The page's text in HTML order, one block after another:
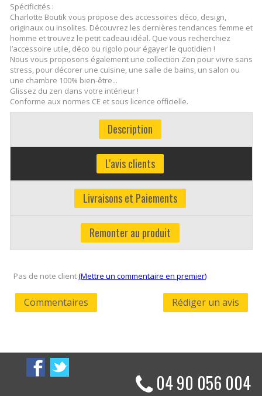
Spécificités :
Charlotte Boutik vous propose des accessoires déco, design,
originaux ou insolites. Découvrez les dernières tendances femme et
homme et trouvez le petit cadeau idéal. Que vous recherchiez
l’accessoire utile, déco ou rigolo pour égayer le quotidien !
Nous vous proposons également une collection Zen pour vivre sans
stress, pour décorer une cuisine, une salle de bains, un salon ou
une chambre 100% bien-être...
Glissez du zen dans votre intérieur !
Conforme aux normes CE et sous licence officielle.
Description
L'avis clients
Livraisons et Paiements
Remonter au produit
Pas de note client(Mettre un commentaire en premier)
Commentaires Rédiger un avis
04 90 056 004